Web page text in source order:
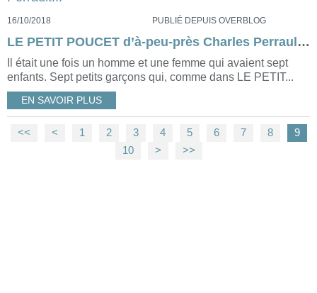
16/10/2018 PUBLIÉ DEPUIS OVERBLOG
LE PETIT POUCET d’à-peu-près Charles Perrault...
Il était une fois un homme et une femme qui avaient sept
enfants. Sept petits garçons qui, comme dans LE PETIT...
EN SAVOIR PLUS
<< < 1 2 3 4 5 6 7 8
9
10
20
> >>